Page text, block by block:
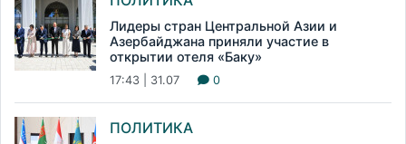
Лидеры стран Центральной Азии и
Азербайджана приняли участие в
открытии отеля «Баку»
17:43 | 31.07 0
ПОЛИТИКА